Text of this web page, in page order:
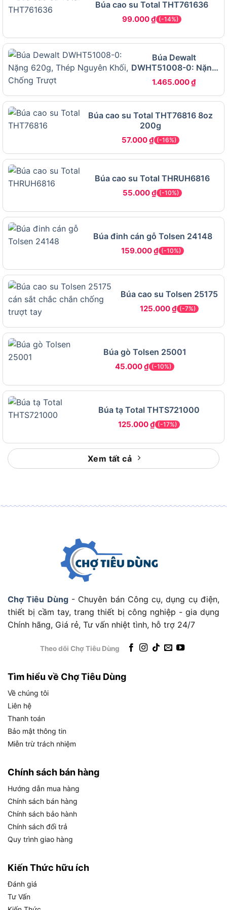
dàng, không đòi hỏi kỹ năng phức tạp. Đây là
dụng cụ cầm tay sẵn sàng dùng ngay, không cần
lắp đặt. Để đóng đinh, cầm chắc cán, đặt đinh vào
vị trí cần đóng, sau đó gõ đầu búa xuống bằng lực
vừa đủ. Sau khi sử dụng xong, lau sạch và cất gọn
gàng.
Hướng dẫn an toàn khi sử dụng sản phẩm
Mang kính bảo hộ và găng tay để bảo vệ mắt,
tay.
Không gõ quá mạnh để tránh làm hỏng đinh
hoặc đầu búa.
Kiểm tra cán trước khi dùng, không sử dụng
nếu bị nứt.
Hướng dẫn bảo trì, bảo dưỡng để sản phẩm
bền lâu
Lau sạch đầu búa sau mỗi lần dùng để tránh gỉ
Bảo quản nơi khô thoáng, tránh ẩm ướt làm hại
cán.
Thường xuyên kiểm tra để đảm bảo cán và đầu
búa vẫn chắc chắn.
tiếp theo!
Tính năng, thiết kế, ưu điểm, lợi ích
của Total THT715006
THT715006
Đầu búa thép vuông, cứng cáp, đóng đinh chắc
Cán nhựa bọc thép chống trơn, giảm rung khi
gõ.
Trọng lượng nhẹ, dễ thao tác trong thời gian
dài.
Thiết kế của búa đóng đinh đầu dẹp Total
thép bọc nhựa cao cấp chống trượt, đảm bảo độ
bền. Thiết kế công thái học giúp cầm nắm thoải
mái, giảm mỏi tay khi sử dụng.
Ưu điểm nổi bật của búa đóng đinh đầu dẹp
Total THT715006
cho sản phẩm chính hãng.
Độ bền cao: Thép rèn chịu lực tốt, dùng lâu dài.
Tiện lợi: Nhẹ, dễ cầm, phù hợp nhiều công việc.
Dễ bảo trì: Lau sạch là giữ được độ mới.
Chính sách bán hàng tại Chợ Tiêu
Dùng
Chợ Tiêu Dùng
mua sắm tuyệt vời với các sản phẩm chính hãng
và dịch vụ chuyên nghiệp:
Búa cao su Total THT761636
99.000₫ (-14%)
Búa Dewalt
DWHT51008-0: Nặng
620g, Thép Nguyên
Khối, Chống Trượt
1.465.000₫
Búa cao su Total THT76816 8oz
200g
57.000₫ (-16%)
Búa cao su Total THRUH6816
55.000₫ (-10%)
Búa đinh cán gỗ Tolsen 24148
159.000₫ (-10%)
Búa cao su Tolsen 25175
125.000₫ (-7%)
Búa gò Tolsen 25001
45.000₫ (-10%)
Búa tạ Total THTS721000
125.000₫ (-17%)
Xem tất cả
Chợ Tiêu Dùng- Chuyên bán Công cụ, dụng cụ điện,
thiết bị cầm tay, trang thiết bị công nghiệp - gia dụng
Chính hãng, Giá rẻ, Tư vấn nhiệt tình, hỗ trợ 24/7
Theo dõi Chợ Tiêu Dùng
Tìm hiểu về Chợ Tiêu Dùng
Về chúng tôi
Liên hệ
Thanh toán
Bảo mật thông tin
Miễn trừ trách nhiệm
Chính sách bán hàng
Hướng dẫn mua hàng
Chính sách bán hàng
Chính sách bảo hành
Chính sách đổi trả
Quy trình giao hàng
Kiến Thức hữu ích
Đánh giá
Tư Vấn